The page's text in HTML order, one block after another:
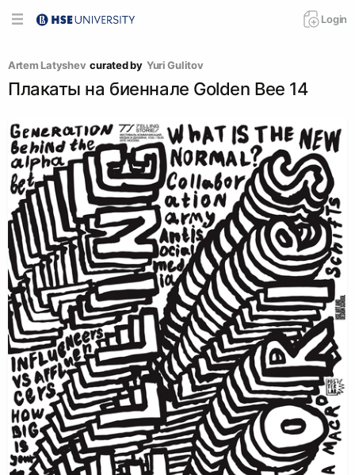
Login
Artem Latyshev curated by Yuri Gulitov
Плакаты на биеннале Golden Bee 14